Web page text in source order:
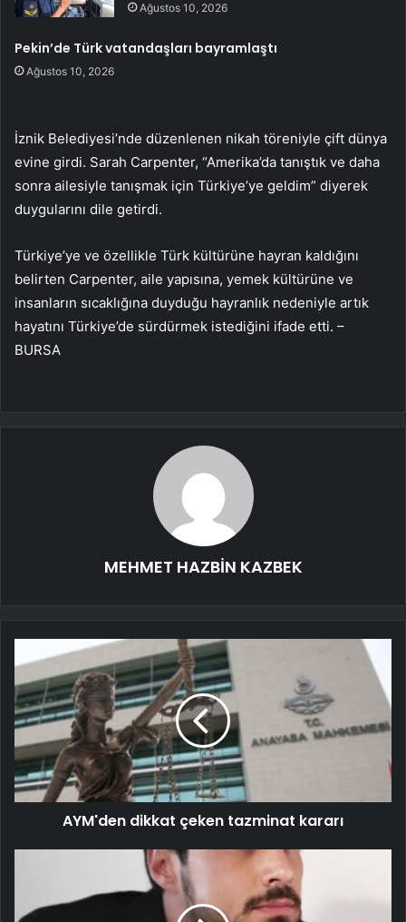
Ağustos 10, 2026
Pekin’de Türk vatandaşları bayramlaştı
Ağustos 10, 2026
İznik Belediyesi’nde düzenlenen nikah töreniyle çift dünya
evine girdi. Sarah Carpenter, “Amerika’da tanıştık ve daha
sonra ailesiyle tanışmak için Türkiye’ye geldim” diyerek
duygularını dile getirdi.
Türkiye’ye ve özellikle Türk kültürüne hayran kaldığını
belirten Carpenter, aile yapısına, yemek kültürüne ve
insanların sıcaklığına duyduğu hayranlık nedeniyle artık
hayatını Türkiye’de sürdürmek istediğini ifade etti. –
BURSA
MEHMET HAZBİN KAZBEK
AYM'den dikkat çeken tazminat kararı